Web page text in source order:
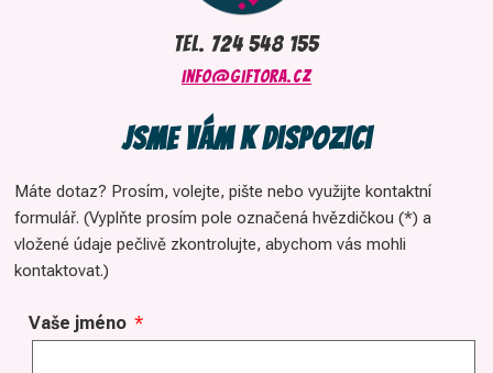
tel. 724 548 155
info@giftora.cz
Jsme vám k dispozici
Máte dotaz? Prosím, volejte, pište nebo využijte kontaktní
formulář. (Vyplňte prosím pole označená hvězdičkou (*) a
vložené údaje pečlivě zkontrolujte, abychom vás mohli
kontaktovat.)
Vaše jméno *